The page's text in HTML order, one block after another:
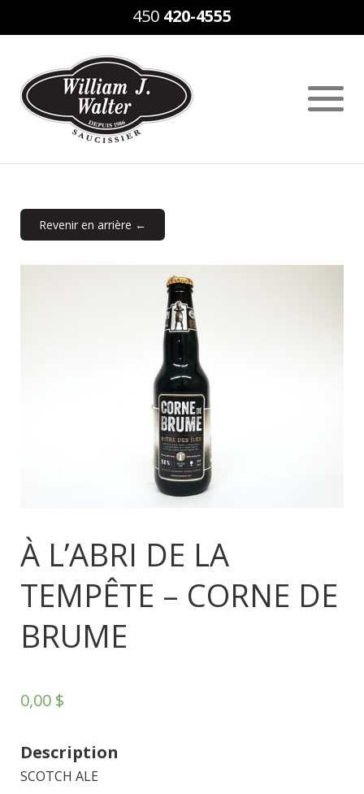
450 420-4555
Revenir en arrière ←
À L’ABRI DE LA
TEMPÊTE – CORNE DE
BRUME
0,00 $
Description
SCOTCH ALE